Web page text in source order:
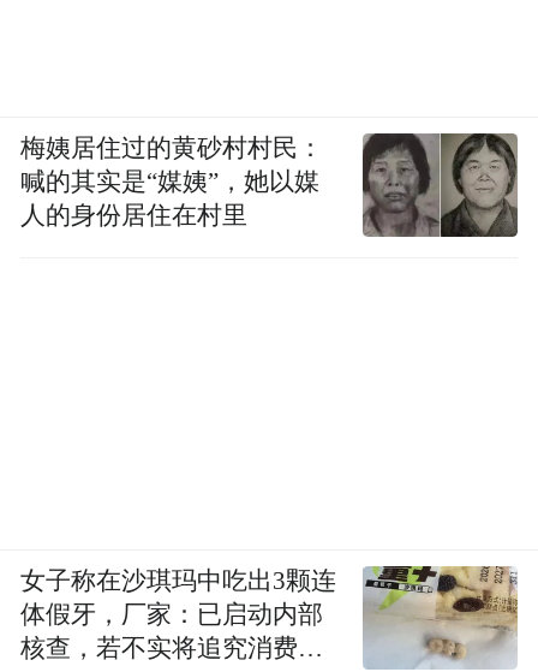
梅姨居住过的黄砂村村民：
喊的其实是“媒姨”，她以媒
人的身份居住在村里
女子称在沙琪玛中吃出3颗连
体假牙，厂家：已启动内部
核查，若不实将追究消费者